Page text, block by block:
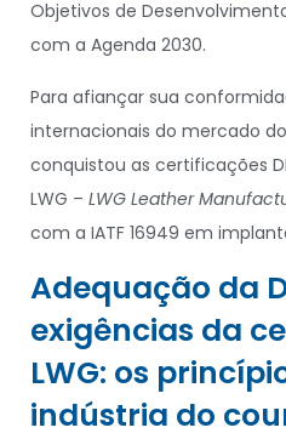
Objetivos de
com a Agenda 2030.
Para afiançar sua
internacionais do mercado
conquistou as certificações
LWG – LWG Leather
com a IATF 16949 em
Adequação da
exigências da
LWG: os
indústria do